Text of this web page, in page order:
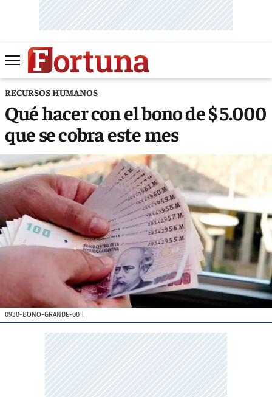
RECURSOS HUMANOS
Qué hacer con el bono de $ 5.000
que se cobra este mes
0930-BONO-GRANDE-00